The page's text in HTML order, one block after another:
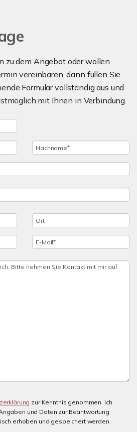
zu dem Angebot oder wollen
vereinbaren, dann füllen Sie
Formular vollständig aus und
mit Ihnen in Verbindung.
zur Kenntnis genommen. Ich
und Daten zur Beantwortung
erhoben und gespeichert werden.